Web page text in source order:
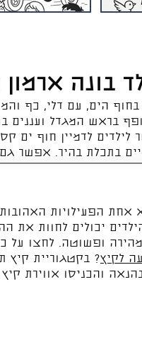
בונה
בחוף הים, עם דלי, כף
בראש המגדל ועננים
לילדים לדמיין חוף
בתכלת בהיר. אפשר
אחת הפעילויות
יכולים לחוות
ופשוטה. לחצו על
לקיץ? בקטגוריית קיץ
והכניסו אווירת